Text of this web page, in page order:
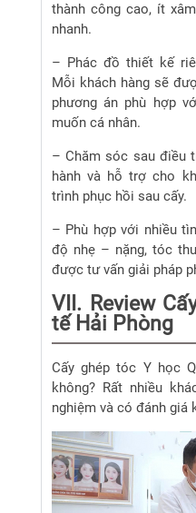
thành công cao, ít
nhanh.
– Phác đồ thiết kế
Mỗi khách hàng sẽ
phương án phù hợp
muốn cá nhân.
– Chăm sóc sau điều
hành và hỗ trợ cho
trình phục hồi sau cấy.
– Phù hợp với nhiều
độ nhẹ – nặng, tóc
được tư vấn giải pháp
VII. Review
tế Hải Phòng
Cấy ghép tóc Y học
không? Rất nhiều
nghiệm và có đánh giá